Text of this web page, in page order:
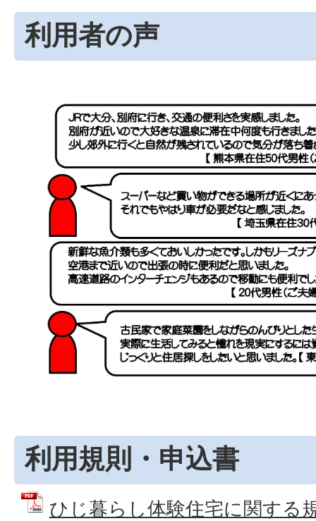
利用者の声
利用規則・申込書
ひじ暮らし体験住宅に関する